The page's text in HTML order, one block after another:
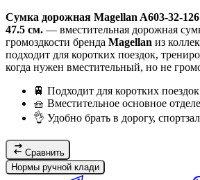
Сумка дорожная Magellan A603-32-
47.5 см. — вместительная дорожная
громоздкости бренда Magellan из
подходит для коротких поездок,
когда нужен вместительный, но не
🚆 Подходит для коротких поездок
🧺 Вместительное основное
👌 Удобно брать в дорогу,
Сравнить
Нормы ручной клади